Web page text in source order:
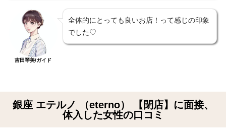
吉田琴美/ガイド
全体的にとっても良いお店！って感じの印象
でした♡
銀座 エテルノ （eterno） 【閉店】に面接、
体入した女性の口コミ